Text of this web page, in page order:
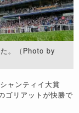
。（Photo by
シャンティイ大賞
ゴリアットが快勝で